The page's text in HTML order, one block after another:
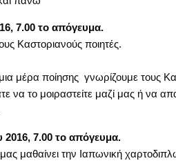
7.00 το απόγευμα.
Καστοριανούς ποιητές.
μέρα ποίησης γνωρίζουμε τους
να το μοιραστείτε μαζί μας ή να
7.00 το απόγευμα.
μαθαίνει την Ιαπωνική